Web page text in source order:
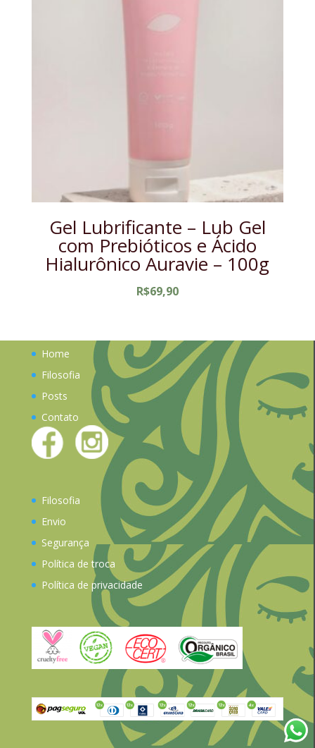
Gel Lubrificante – Lub Gel
com Prebióticos e Ácido
Hialurônico Auravie – 100g
R$69,90
Home
Filosofia
Posts
Contato
Filosofia
Envio
Segurança
Política de troca
Política de privacidade